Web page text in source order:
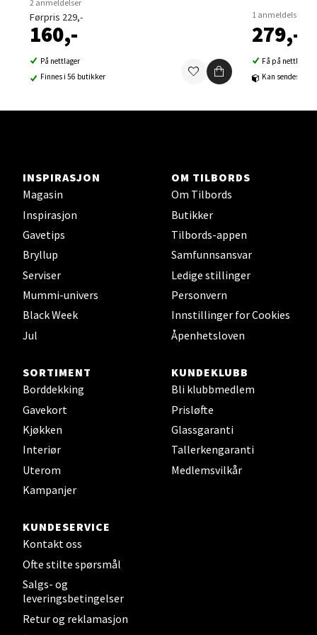
2 anmeldelser
Førpris 229,-
160,-
På nettlager
Finnes i 56 butikker
1 anmeldelse
279,-
Få på nettlager
Kan sendes til
INSPIRASJON
Magasin
Inspirasjon
Gavetips
Bryllup
Serviser
Mummi-univers
Black Week
Jul
OM TILBORDS
Om Tilbords
Butikker
Tilbords-appen
Samfunnsansvar
Ledige stillinger
Personvern
Innstillinger for Cookies
Åpenhetsloven
SORTIMENT
Borddekking
Gavekort
Kjøkken
Interiør
Uterom
Kampanjer
KUNDEKLUBB
Bli klubbmedlem
Prisløfte
Glassgaranti
Tallerkengaranti
Medlemsvilkår
KUNDESERVICE
Kontakt oss
Ofte stilte spørsmål
Salgs- og
leveringsbetingelser
Retur og reklamasjon
Velg
Sortland - Sortland Storsenter
Strangata 26, 8400 Sortland
Steinkjer - Thon Senter Steinkjer
Sjøfartsgata 2, 7714 Steinkjer
Åpent i dag 10-20
Leirvik - Stord
Torgbakken 2, 5401 Stord
Åpent i dag 10-17
Oslo - Thon Senter Storo